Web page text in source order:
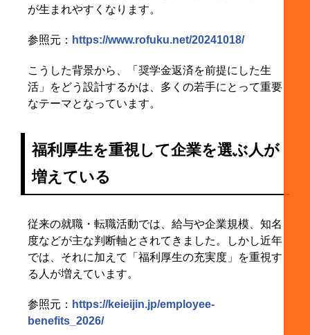
が生まれやすくなります。
参照元： https://www.rofuku.net/20241018/
こうした背景から、「奨学金返済を前提にした生
活」をどう設計するかは、多くの若手にとって重要
なテーマとなっています。
福利厚生を重視して企業を選ぶ人が
増えている
従来の就職・転職活動では、給与や企業規模、知名
度などが主な判断軸とされてきました。しかし近年
では、それに加えて「福利厚生の充実度」を重視す
る人が増えています。
参照元： https://keieijin.jp/employee-
benefits_2026/